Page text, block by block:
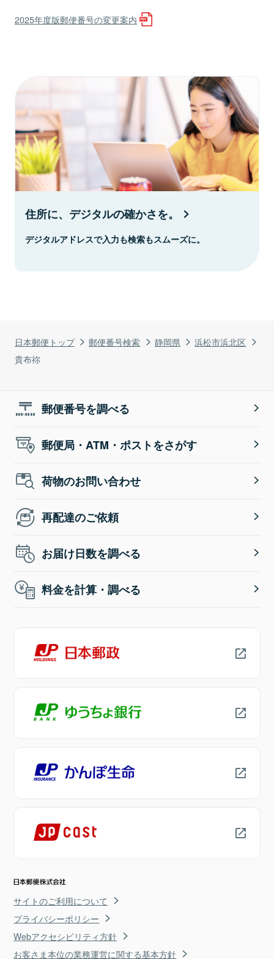
日本郵便トップ 郵便番号検索 静岡県
浜松市浜北区
貴布祢
2025年度版郵便番号の変更案内
住所に、デジタルの確かさを。
デジタルアドレスで入力も検索もスムーズに。
郵便番号を調べる
郵便局・ATM・ポストをさがす
荷物のお問い合わせ
再配達のご依頼
お届け日数を調べる
料金を計算・調べる
サイトのご利用について
プライバシーポリシー
Webアクセシビリティ方針
お客さま本位の業務運営に関する基本方針